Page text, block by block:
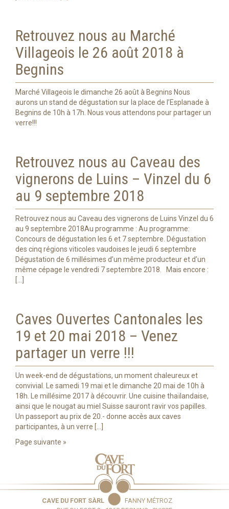
Retrouvez nous au Marché
Villageois le 26 août 2018 à
Begnins
Marché Villageois le dimanche 26 août à Begnins Nous
aurons un stand de dégustation sur la place de l’Esplanade à
Begnins de 10h à 17h. Nous vous attendons pour partager un
verre!!!
Retrouvez nous au Caveau des
vignerons de Luins – Vinzel du 6
au 9 septembre 2018
Retrouvez nous au Caveau des vignerons de Luins Vinzel du 6
au 9 septembre 2018Au programme : Au programme:
Concours de dégustation les 6 et 7 septembre. Dégustation
des cinq régions viticoles vaudoises le jeudi 6 septembre
Dégustation de 6 millésimes d’un même producteur et d’un
même cépage le vendredi 7 septembre 2018. Mais encore :
Caves Ouvertes Cantonales les
19 et 20 mai 2018 – Venez
partager un verre !!!
Un week-end de dégustations, un moment chaleureux et
convivial. Le samedi 19 mai et le dimanche 20 mai de 10h à
18h. Le millésime 2017 à découvrir. Une cuisine thaïlandaise,
ainsi que le nougat au miel Suisse sauront ravir vos papilles.
Un passeport au prix de 20.- donne accès aux caves
participantes, à un verre […]
Page suivante »
CAVE DU FORT SÀRL
FANNY MÉTROZ